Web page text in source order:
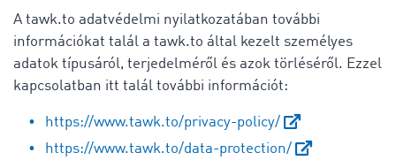
A tawk.to adatvédelmi nyilatkozatában további
információkat talál a tawk.to által kezelt személyes
adatok típusáról, terjedelméről és azok törléséről. Ezzel
kapcsolatban itt talál további információt:
https://www.tawk.to/privacy-policy/
https://www.tawk.to/data-protection/